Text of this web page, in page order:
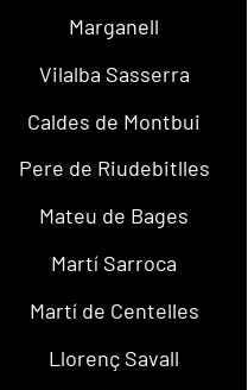
Marganell
Vilalba Sasserra
Caldes de Montbui
Pere de Riudebitlles
Mateu de Bages
Martí Sarroca
Martí de Centelles
Llorenç Savall